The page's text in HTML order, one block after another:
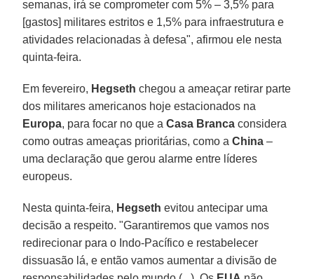
semanas, irá se comprometer com 5% – 3,5% para
[gastos] militares estritos e 1,5% para infraestrutura e
atividades relacionadas à defesa", afirmou ele nesta
quinta-feira.
Em fevereiro, Hegseth chegou a ameaçar retirar parte
dos militares americanos hoje estacionados na
Europa, para focar no que aCasa Branca considera
como outras ameaças prioritárias, como aChina –
uma declaração que gerou alarme entre líderes
europeus.
Nesta quinta-feira, Hegseth evitou antecipar uma
decisão a respeito. "Garantiremos que vamos nos
redirecionar para o Indo-Pacífico e restabelecer
dissuasão lá, e então vamos aumentar a divisão de